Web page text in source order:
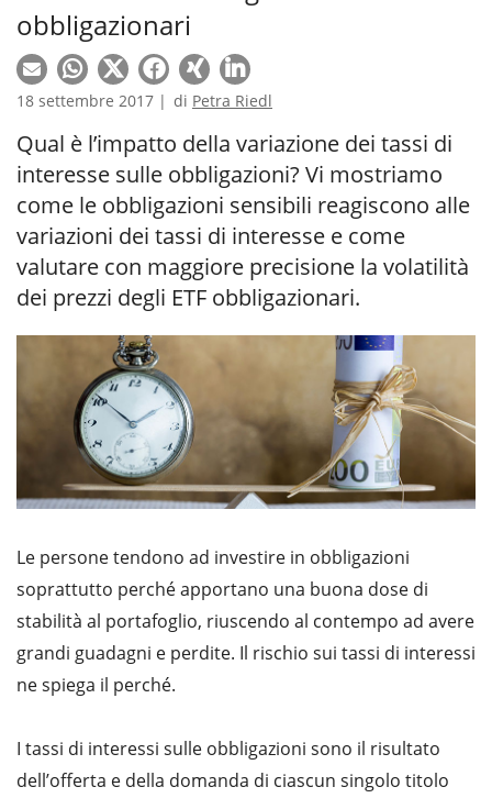
obbligazionari
18 settembre 2017 | di Petra Riedl
Qual è l’impatto della variazione dei tassi di
interesse sulle obbligazioni? Vi mostriamo
come le obbligazioni sensibili reagiscono alle
variazioni dei tassi di interesse e come
valutare con maggiore precisione la volatilità
dei prezzi degli ETF obbligazionari.
Le persone tendono ad investire in obbligazioni
soprattutto perché apportano una buona dose di
stabilità al portafoglio, riuscendo al contempo ad avere
grandi guadagni e perdite. Il rischio sui tassi di interessi
ne spiega il perché.
I tassi di interessi sulle obbligazioni sono il risultato
dell’offerta e della domanda di ciascun singolo titolo